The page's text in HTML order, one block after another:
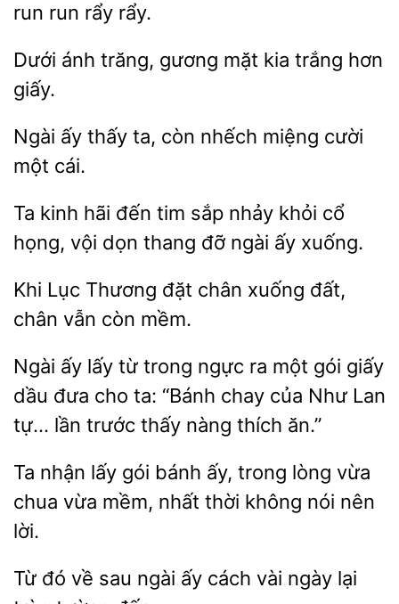
run run rẩy rẩy.
Dưới ánh gương
trắng hơn
giấy.
Ngài
ta, còn nhếch miệng
một cái.
kinh hãi đến tim sắp nhảy khỏi cổ
vội dọn thang
ngài ấy xuống.
Khi Lục Thương chân
đất,
vẫn còn mềm.
Ngài ấy
từ trong ngực ra một gói giấy
dầu đưa cho ta:
chay của Như Lan
tự… lần trước thấy nàng thích
Ta nhận
gói bánh ấy, trong lòng vừa
vừa
nhất thời không nói nên
lời.
Từ đó sau ngài ấy cách vài
lại